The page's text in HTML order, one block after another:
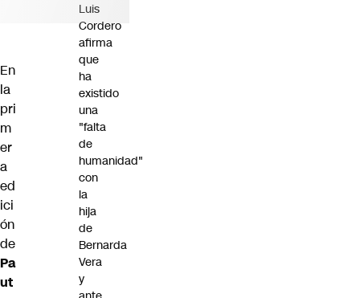
En
la
pri
m
er
a
ed
ici
ón
de
Pa
ut
Luis
Cordero
afirma
que
ha
existido
una
"falta
de
humanidad"
con
la
hija
de
Bernarda
Vera
y